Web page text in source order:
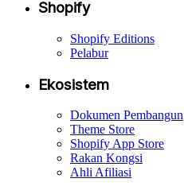
Shopify
Shopify Editions
Pelabur
Ekosistem
Dokumen Pembangun
Theme Store
Shopify App Store
Rakan Kongsi
Ahli Afiliasi